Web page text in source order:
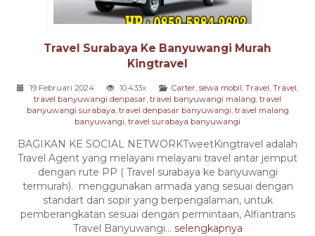
Travel Surabaya Ke Banyuwangi Murah
Kingtravel
19 Februari 2024 10.433x Carter, sewa mobil, Travel, Travel,
travel banyuwangi denpasar, travel banyuwangi malang, travel
banyuwangi surabaya, travel denpasar banyuwangi, travel malang
banyuwangi, travel surabaya banyuwangi
BAGIKAN KE SOCIAL NETWORKTweetKingtravel adalah
Travel Agent yang melayani melayani travel antar jemput
dengan rute PP ( Travel surabaya ke banyuwangi
termurah). menggunakan armada yang sesuai dengan
standart dan sopir yang berpengalaman, untuk
pemberangkatan sesuai dengan permintaan, Alfiantrans
Travel Banyuwangi... selengkapnya